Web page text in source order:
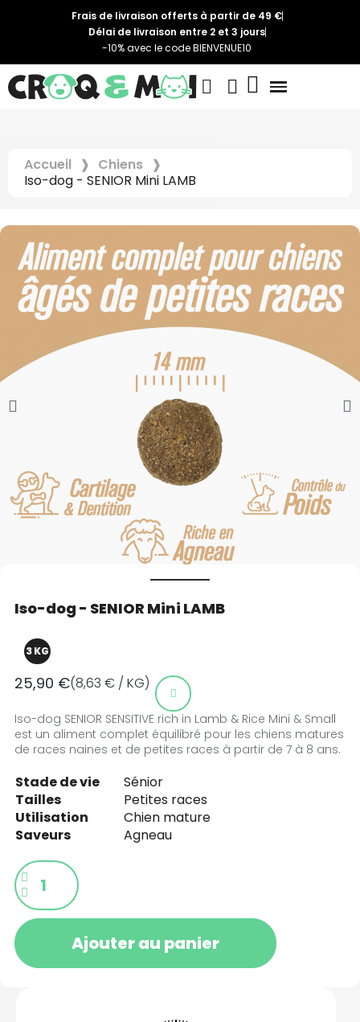
Frais de livraison offerts à partir de 49 €
Délai de livraison entre 2 et 3 jours
-10% avec le code BIENVENUE10
Accueil
Chiens
Iso-dog - SENIOR Mini LAMB
Iso-dog - SENIOR Mini LAMB
Iso-dog SENIOR SENSITIVE rich in Lamb & Rice Mini & Small
est un aliment complet équilibré pour les chiens matures
de races naines et de petites races à partir de 7 à 8 ans.
Stade de vie
Sénior
Tailles
Petites races
Utilisation
Chien mature
Saveurs
Agneau
3 KG
25,90 €(8,63 € / KG)
Ajouter au panier